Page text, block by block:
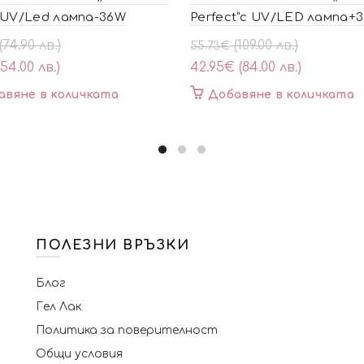
Led лампа-36W
(74.90 лв.)
лв.)
в количката
Perfect”с UV/LED
55.73€ (109.00 лв.)
Original
price
was:
55.73€
лв.).
42.95€ (84.00 лв.)
Текущата
цена
е:
42.95€
лв.).
Добавяне в количката
ПОЛЕЗНИ ВРЪЗКИ
Блог
Гел Лак
Политика за поверителност
Общи условия